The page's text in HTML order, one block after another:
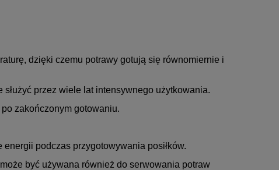
dzięki czemu potrawy gotują się równomiernie i
przez wiele lat intensywnego użytkowania.
zakończonym gotowaniu.
podczas przygotowywania posiłków.
być używana również do serwowania potraw